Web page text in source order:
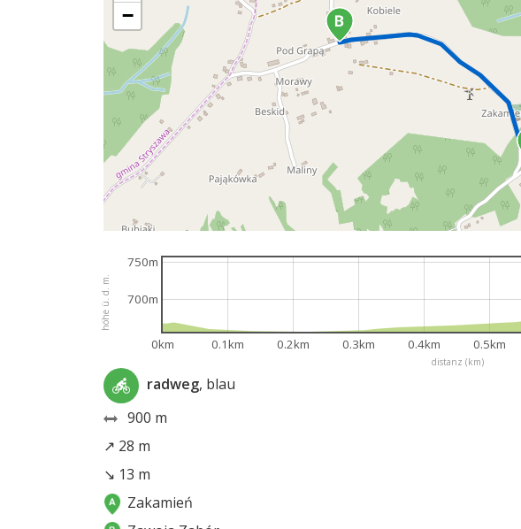
−
distanz (km)
höhe ü. d. m.
0km 0.1km 0.2km 0.3km 0.4km 0.5km
700m
750m
radweg, blau
900 m
↗ 28 m
↘ 13 m
Zakamień